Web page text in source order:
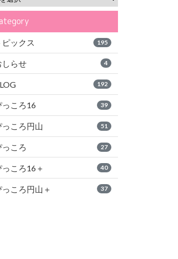
ピックス 195
しらせ 4
192
っころ16 39
っころ円山 51
っころ 27
っころ16＋ 40
っころ円山＋ 37